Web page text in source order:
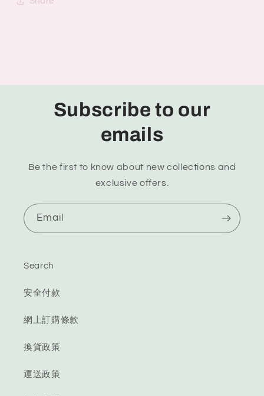
Subscribe to our
emails
Be the first to know about new collections and
exclusive offers.
Email
Search
安全付款
網上訂購條款
換貨政策
運送政策